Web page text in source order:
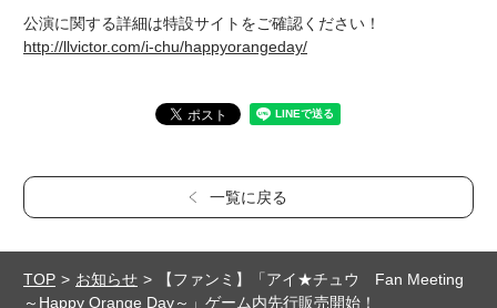
公演に関する詳細は特設サイトをご確認ください！
http://llvictor.com/i-chu/happyorangeday/
一覧に戻る
TOP お知らせ
【ファンミ】「アイ★チュウ Fan Meeting
～Happy Orange Day～」ゲーム内先行販売開始！